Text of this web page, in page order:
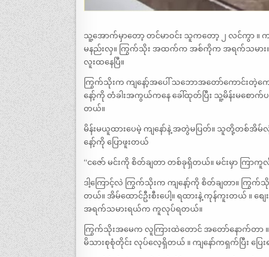
သူ့အောက်မှာတော့ တင်မာဝင်း သူကတော့ ၂ လင်ကွာ ။
မနည်းလှ။ ကြွက်သိုး အထက်က အစ်ကိုက အရက်သမား။
လူးထနေပြီ။
ကြွက်သိုးက ကျနော့်အပေါ် သဘောအတော်ကောင်းတဲ့ကေ
နော့်ကို တံခါးအကွယ်ကနေ ခေါ်ထုတ်ပြီး သူ့မိန်းမစေ
တယ်။
မိန်းမယူထားပေမဲ့ ကျနော်နဲ့ အတွဲမပြတ်။ သူတို့တစ်အိ
နော့်ကို ပြောဖူးတယ်
“ငဇော် မင်းကို စိတ်ချတာ တစ်ခုရှိတယ်။ မင်းမှာ ကြ
ဒါ့ကြောင့်လဲ ကြွက်သိုးက ကျနော့်ကို စိတ်ချတာ။ ကြွက်
တယ်။ အိမ်ထောင်ဦးစီးပေါ့။ ရထားနဲ့ ကုန်ကူးတယ် ။ စျ
အရက်သမားရယ်က ကူလုပ်ရတယ်။
ကြွက်သိုးအမေက လူကြားထဲတောင် အတော်နောက်တာ
မိသားစုစုံတိုင်း လုပ်လေ့ရှိတယ် ။ ကျနော်ကရှက်ပြီး ပြေး